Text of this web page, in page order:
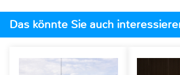
Das könnte Sie auch